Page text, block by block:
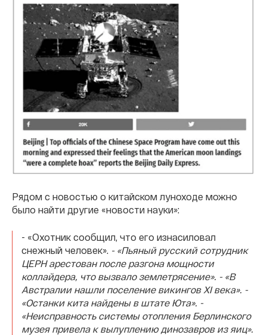
Рядом с новостью о китайском луноходе можно
было найти другие «новости науки»:
- «Охотник сообщил, что его изнасиловал
снежный человек». - «Пьяный русский сотрудник
ЦЕРН арестован после разгона мощности
коллайдера, что вызвало землетрясение». - «В
Австралии нашли поселение викингов XI века». -
«Останки кита найдены в штате Юта». -
«Неисправность системы отопления Берлинского
музея привела к вылуплению динозавров из яиц».